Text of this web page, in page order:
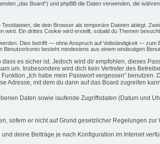
„das Board“) und phpBB die Daten verwenden, die
die dein Browser als temporäre Dateien ablegt.
Ein drittes Cookie wird erstellt, sobald du Themen
Dies betrifft — ohne Anspruch auf Vollständigkeit —
besteht mindestens aus einem eindeutigen
es sicher ist. Jedoch wird dir empfohlen, dieses
um. Insbesondere wird dich kein Vertreter des
„Ich habe mein Passwort vergessen“
Adresse, mit dem du dann auf das Board zugreifen
Daten sowie laufende Zugriffsdaten (Datum und
sofern er nicht auf Grund gesetzlicher Regelungen
deine Beiträge je nach Konfiguration im Internet